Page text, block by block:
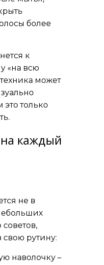
более
к
«на всю
может
только
каждый
не в
свою рутину:
наволочку –